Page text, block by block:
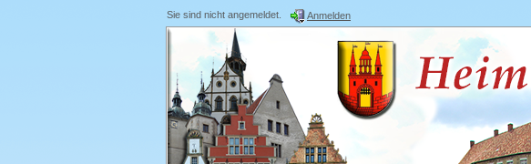
Sie sind nicht angemeldet. Anmelden